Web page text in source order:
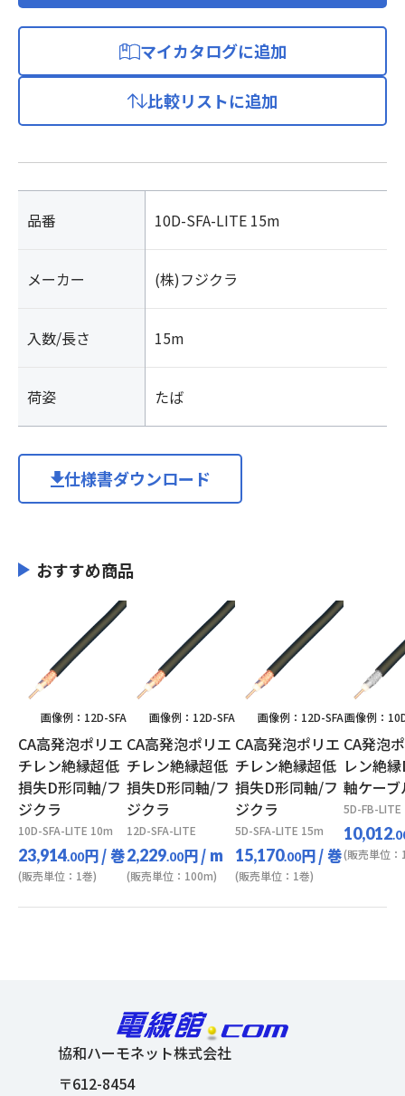
ン
縁
損
失
同
ジ
ラ
個
マイカタログに追加
比較リストに追加
品番 10D-SFA-LITE 15m
メーカー (株)フジクラ
入数/長さ 15m
荷姿 たば
仕様書ダウンロード
おすすめ商品
画像例：12D-SFA
CA高発泡ポリエ
チレン絶縁超低
損失D形同軸/フ
ジクラ
10D-SFA-LITE 10m
23,914.00円/ 巻
(販売単位：1巻)
画像例：12D-SFA
CA高発泡ポリエ
チレン絶縁超低
損失D形同軸/フ
ジクラ
12D-SFA-LITE
2,229.00円/ m
(販売単位：100m)
画像例：12D-SFA
CA高発泡ポリエ
チレン絶縁超低
損失D形同軸/フ
ジクラ
5D-SFA-LITE 15m
15,170.00円/ 巻
(販売単位：1巻)
画像例：
CA発泡
レン絶
軸ケーブ
5D-FB-
10,012
(販売単位：
協和ハーモネット株式会社
〒612-8454